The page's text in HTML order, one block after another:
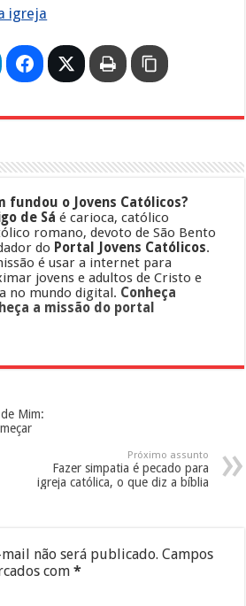
igreja
fundou o Jovens Católicos?
de Sá é carioca, católico
romano, devoto de São Bento
do Portal Jovens Católicos.
é usar a internet para
jovens e adultos de Cristo e
no mundo digital. Conheça
a missão do portal
Mim:
Próximo assunto
Fazer simpatia é pecado para
igreja católica, o que diz a bíblia
não será publicado. Campos
com*